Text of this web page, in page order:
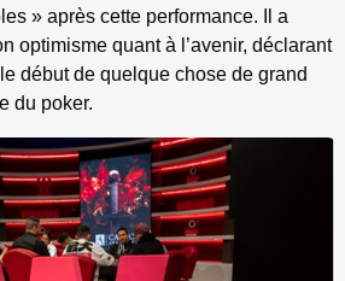
» après cette performance. Il a
optimisme quant à l’avenir, déclarant
début de quelque chose de grand
du poker.